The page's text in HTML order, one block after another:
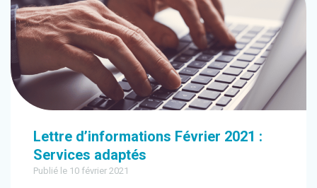
Lettre d’informations Février 2021 :
Services adaptés
Publié le 10 février 2021